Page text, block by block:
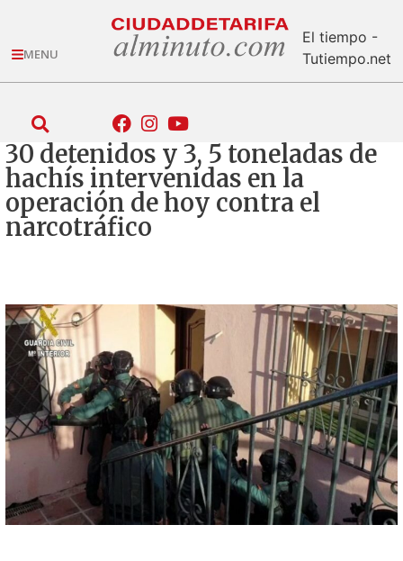
MENU
El tiempo -
Tutiempo.net
30 detenidos y 3, 5 toneladas de
hachís intervenidas en la
operación de hoy contra el
narcotráfico